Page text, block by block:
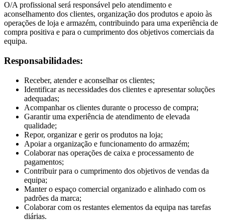
O/A profissional será responsável pelo atendimento e
aconselhamento dos clientes, organização dos produtos e apoio às
operações de loja e armazém, contribuindo para uma experiência de
compra positiva e para o cumprimento dos objetivos comerciais da
equipa.
Responsabilidades:
Receber, atender e aconselhar os clientes;
Identificar as necessidades dos clientes e apresentar soluções
adequadas;
Acompanhar os clientes durante o processo de compra;
Garantir uma experiência de atendimento de elevada
qualidade;
Repor, organizar e gerir os produtos na loja;
Apoiar a organização e funcionamento do armazém;
Colaborar nas operações de caixa e processamento de
pagamentos;
Contribuir para o cumprimento dos objetivos de vendas da
equipa;
Manter o espaço comercial organizado e alinhado com os
padrões da marca;
Colaborar com os restantes elementos da equipa nas tarefas
diárias.